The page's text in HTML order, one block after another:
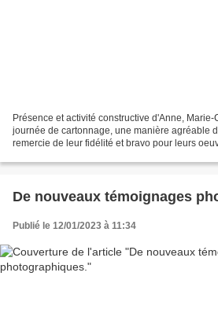
Présence et activité constructive d'Anne,
journée de cartonnage, une manière agréable
remercie de leur fidélité et bravo pour leurs
De nouveaux témoignages
Publié le 12/01/2023 à 11:34